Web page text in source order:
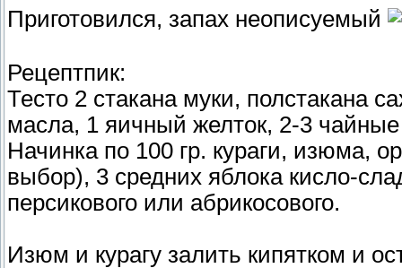
Приготовился, запах неописуемый
Рецептпик:
Тесто 2 стакана муки, полстакана
масла, 1 яичный желток, 2-3
Начинка по 100 гр. кураги, изюма,
выбор), 3 средних яблока кисло-
персикового или абрикосового.
Изюм и курагу залить кипятком и